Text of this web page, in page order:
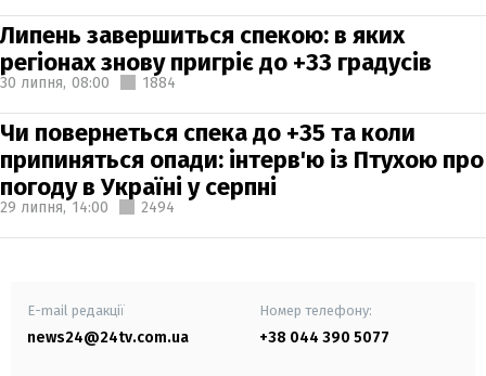
Липень завершиться спекою: в яких
регіонах знову пригріє до +33 градусів
30 липня, 08:00 1884
Чи повернеться спека до +35 та коли
припиняться опади: інтерв'ю із Птухою про
погоду в Україні у серпні
29 липня, 14:00 2494
E-mail редакції
news24@24tv.com.ua
Номер телефону:
+38 044 390 5077